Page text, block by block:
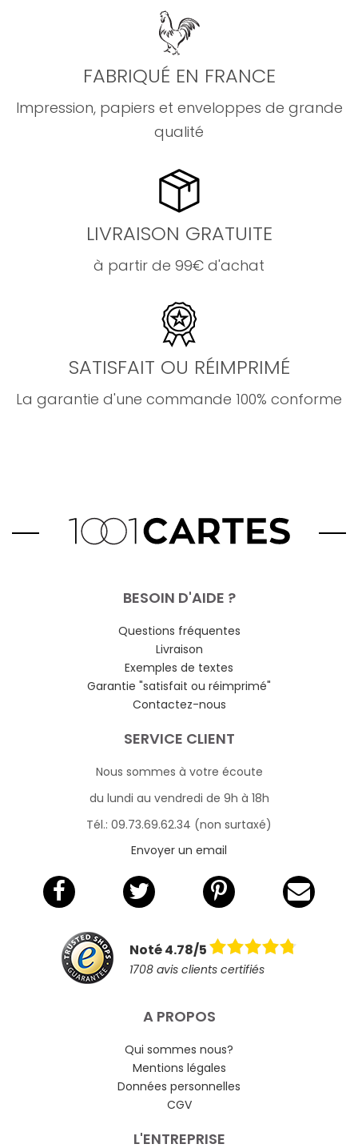
FABRIQUÉ EN FRANCE
Impression, papiers et enveloppes de grande
qualité
LIVRAISON GRATUITE
à partir de 99€ d'achat
SATISFAIT OU RÉIMPRIMÉ
La garantie d'une commande 100% conforme
BESOIN D'AIDE ?
Questions fréquentes
Livraison
Exemples de textes
Garantie "satisfait ou réimprimé"
Contactez-nous
SERVICE CLIENT
Nous sommes à votre écoute
du lundi au vendredi de 9h à 18h
Tél.: 09.73.69.62.34 (non surtaxé)
Envoyer un email
Noté 4.78/5
1708 avis clients certifiés
A PROPOS
Qui sommes nous?
Mentions légales
Données personnelles
CGV
L'ENTREPRISE